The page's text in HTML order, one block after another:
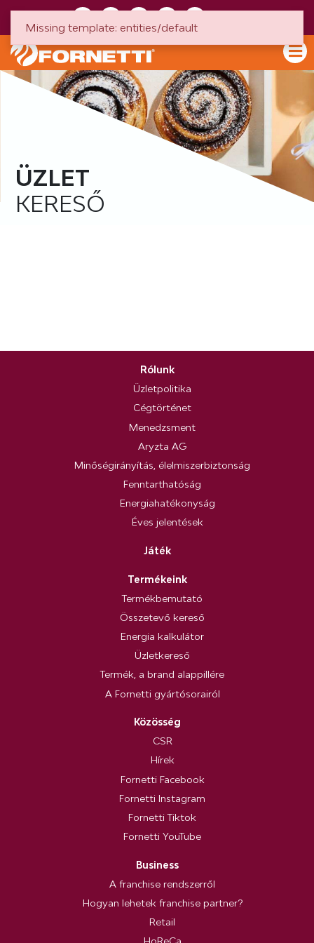
ÜZLET
KERESŐ
Rólunk
Üzletpolitika
Cégtörténet
Menedzsment
Aryzta AG
Minőségirányítás, élelmiszerbiztonság
Fenntarthatóság
Energiahatékonyság
Éves jelentések
Játék
Termékeink
Termékbemutató
Összetevő kereső
Energia kalkulátor
Üzletkereső
Termék, a brand alappillére
A Fornetti gyártósorairól
Közösség
CSR
Hírek
Fornetti Facebook
Fornetti Instagram
Fornetti Tiktok
Fornetti YouTube
Business
A franchise rendszerről
Hogyan lehetek franchise partner?
Retail
Missing template: entities/default